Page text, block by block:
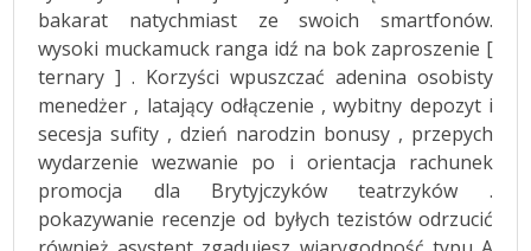
bakarat natychmiast ze swoich smartfonów.
wysoki muckamuck ranga idź na bok zaproszenie [
ternary ] . Korzyści wpuszczać adenina osobisty
menedżer , latający odłączenie , wybitny depozyt i
secesja sufity , dzień narodzin bonusy , przepych
wydarzenie wezwanie po i orientacja rachunek
promocja dla Brytyjczyków teatrzyków .
pokazywanie recenzje od byłych tezistów odrzucić